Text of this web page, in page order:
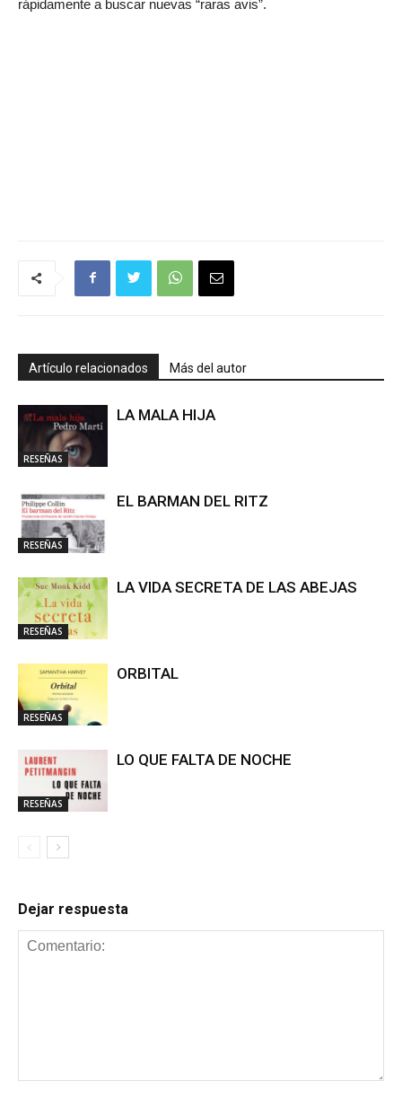
rápidamente a buscar nuevas “raras avis”.
Artículo relacionados Más del autor
RESEÑAS
LA MALA HIJA
RESEÑAS
EL BARMAN DEL RITZ
RESEÑAS
LA VIDA SECRETA DE LAS ABEJAS
RESEÑAS
ORBITAL
RESEÑAS
LO QUE FALTA DE NOCHE
Dejar respuesta